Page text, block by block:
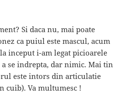
Si daca nu, mai poate
ca puiul este mascul, acum
inceput i-am legat picioarele
se indrepta, dar nimic. Mai tin
este intors din articulatie
cuib). Va multumesc !